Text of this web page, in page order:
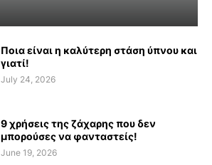
Ποια είναι η καλύτερη στάση ύπνου και
γιατί!
July 24, 2026
9 χρήσεις της ζάχαρης που δεν
μπορούσες να φανταστείς!
June 19, 2026